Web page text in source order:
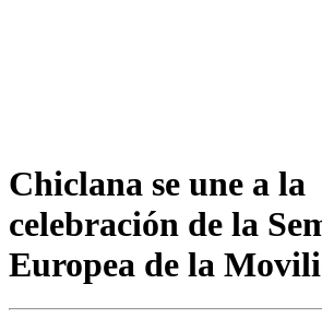
Chiclana se une a la
celebración de la
Europea de la